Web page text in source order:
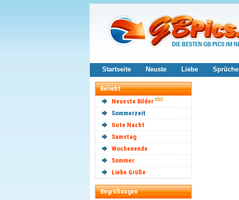
Startseite Neuste Liebe Sprüche
Beliebt
Neueste Bilder
Sommerzeit
Gute Nacht
Samstag
Wochenende
Sommer
Liebe Grüße
Begrüßungen